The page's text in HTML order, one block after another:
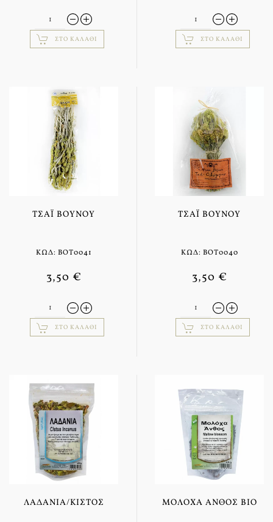
ΣΤΟ ΚΑΛΆΘΙ ΣΤΟ ΚΑΛΆΘΙ
ΤΣΆΙ ΒΟΥΝΟΎ
ΚΩΔ: BOT0041
3,50 €
ΣΤΟ ΚΑΛΆΘΙ
ΤΣΆΙ ΒΟΥΝΟΎ
ΚΩΔ: BOT0040
3,50 €
ΣΤΟ ΚΑΛΆΘΙ
ΛΑΔΑΝΙΆ/ΚΙΣΤΌΣ ΜΟΛΌΧΑ ΑΝΘΌΣ BIO